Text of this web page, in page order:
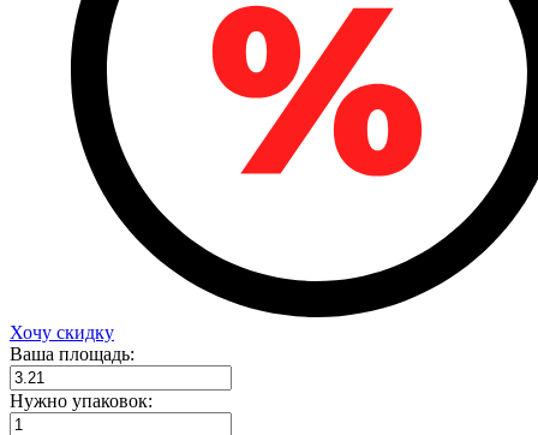
Хочу скидку
Ваша площадь:
Нужно упаковок: